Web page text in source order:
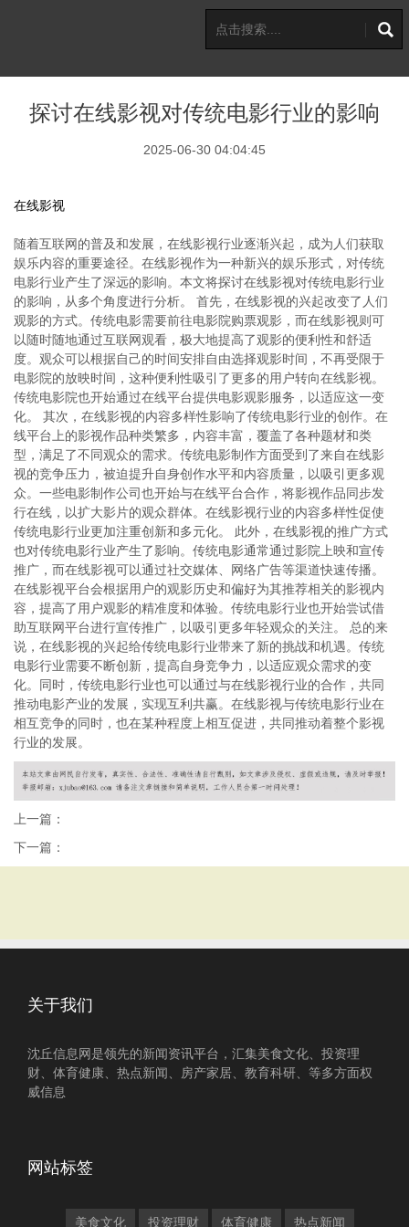
探讨在线影视对传统电影行业的影响
2025-06-30 04:04:45
在线影视
随着互联网的普及和发展，在线影视行业逐渐兴起，成为人们获取
娱乐内容的重要途径。在线影视作为一种新兴的娱乐形式，对传统
电影行业产生了深远的影响。本文将探讨在线影视对传统电影行业
的影响，从多个角度进行分析。 首先，在线影视的兴起改变了人们
观影的方式。传统电影需要前往电影院购票观影，而在线影视则可
以随时随地通过互联网观看，极大地提高了观影的便利性和舒适
度。观众可以根据自己的时间安排自由选择观影时间，不再受限于
电影院的放映时间，这种便利性吸引了更多的用户转向在线影视。
传统电影院也开始通过在线平台提供电影观影服务，以适应这一变
化。 其次，在线影视的内容多样性影响了传统电影行业的创作。在
线平台上的影视作品种类繁多，内容丰富，覆盖了各种题材和类
型，满足了不同观众的需求。传统电影制作方面受到了来自在线影
视的竞争压力，被迫提升自身创作水平和内容质量，以吸引更多观
众。一些电影制作公司也开始与在线平台合作，将影视作品同步发
行在线，以扩大影片的观众群体。在线影视行业的内容多样性促使
传统电影行业更加注重创新和多元化。 此外，在线影视的推广方式
也对传统电影行业产生了影响。传统电影通常通过影院上映和宣传
推广，而在线影视可以通过社交媒体、网络广告等渠道快速传播。
在线影视平台会根据用户的观影历史和偏好为其推荐相关的影视内
容，提高了用户观影的精准度和体验。传统电影行业也开始尝试借
助互联网平台进行宣传推广，以吸引更多年轻观众的关注。 总的来
说，在线影视的兴起给传统电影行业带来了新的挑战和机遇。传统
电影行业需要不断创新，提高自身竞争力，以适应观众需求的变
化。同时，传统电影行业也可以通过与在线影视行业的合作，共同
推动电影产业的发展，实现互利共赢。在线影视与传统电影行业在
相互竞争的同时，也在某种程度上相互促进，共同推动着整个影视
行业的发展。
上一篇：
下一篇：
关于我们
沈丘信息网是领先的新闻资讯平台，汇集美食文化、投资理
财、体育健康、热点新闻、房产家居、教育科研、等多方面权
威信息
网站标签
美食文化 投资理财 体育健康 热点新闻